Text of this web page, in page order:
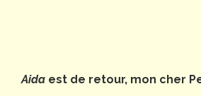
Aida est de retour, mon cher